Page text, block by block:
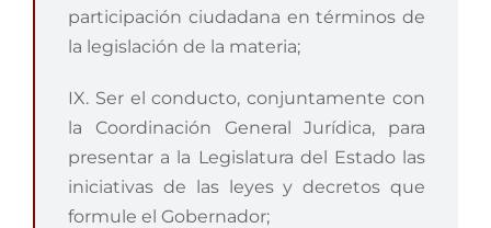
participación ciudadana en términos de
la legislación de la materia;
IX. Ser el conducto, conjuntamente con
la Coordinación General Jurídica, para
presentar a la Legislatura del Estado las
iniciativas de las leyes y decretos que
formule el Gobernador;